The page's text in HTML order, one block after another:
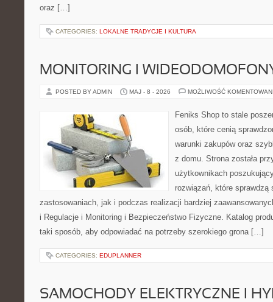
oraz […]
CATEGORIES: LOKALNE TRADYCJE I KULTURA
MONITORING I
POSTED BY ADMIN MAJ - 8 - 2026 MOŻLIWOŚĆ
Feniks Shop to stale
osób, które cenią
warunki zakupów oraz
z domu. Strona została
użytkownikach
rozwiązań, które sprawdzą
zastosowaniach, jak i podczas realizacji bardziej
i Regulacje i Monitoring i Bezpieczeństwo Fizyczne. Katalog
taki sposób, aby odpowiadać na potrzeby szerokiego grona […]
CATEGORIES: EDUPLANNER
SAMOCHODY ELEKTRYCZNE I